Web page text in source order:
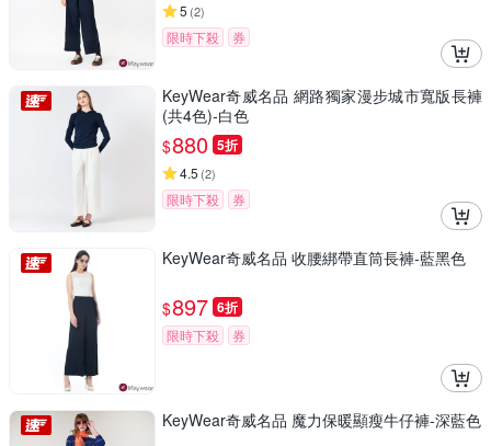
5 (2)
限時下殺 券
KeyWear奇威名品 網路獨家漫步城市寬版長褲
(共4色)-白色
$880 5折
4.5 (2)
限時下殺 券
KeyWear奇威名品 收腰綁帶直筒長褲-藍黑色
$897 6折
限時下殺 券
KeyWear奇威名品 魔力保暖顯瘦牛仔褲-深藍色